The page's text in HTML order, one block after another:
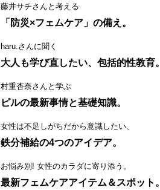
藤井サチさんと考える
「防災×フェムケア」の備え。
haru.さんに聞く
大人も学び直したい、包括的性教育。
村重杏奈さんと学ぶ
ピルの最新事情と基礎知識。
女性は不足しがちだから意識したい、
鉄分補給の4つのアイデア。
お悩み別! 女性のカラダに寄り添う。
最新フェムケアアイテム＆スポット。